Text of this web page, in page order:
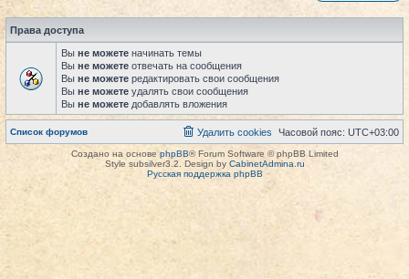
Права доступа
Вы не можете начинать темы
Вы не можете отвечать на сообщения
Вы не можете редактировать свои сообщения
Вы не можете удалять свои сообщения
Вы не можете добавлять вложения
Список форумов Часовой пояс: UTC+03:00
Удалить cookies
Создано на основе phpBB® Forum Software © phpBB Limited
Style subsilver3.2. Design by CabinetAdmina.ru
Русская поддержка phpBB